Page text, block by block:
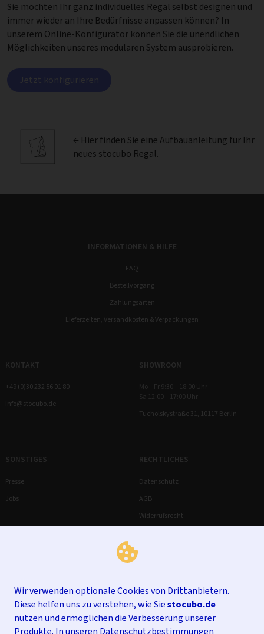
Wir verwenden optionale Cookies von Drittanbietern.
Diese helfen uns zu verstehen, wie Siestocubo.de
nutzen und ermöglichen die Verbesserung unserer
Produkte. In unseren Datenschutzbestimmungen
Sie möchten Ihr ganz individuelles Regal selbst designen und
immer wieder an Ihre Bedürfnisse anpassen können? In
unserem Online-Konfigurator können Sie die unendlichen
Möglichkeiten unseres modularen System ausprobieren.
Jetzt konfigurieren
← Hier finden Sie eineAufbauanleitung für Ihr
neues stocubo Regal.
INFORMATIONEN & HILFE
FAQ
Bestellvorgang
Zahlungsarten
Lieferzeiten, Versandkosten & Verpackungen
KONTAKT
+49 (0)30 232 56 01 80
info@stocubo.de
SHOWROOM
Mo – Fr 9:30 – 18:00 Uhr
Sa 12:00 – 17:00 Uhr
Tucholskystraße 31, 10117 Berlin
SONSTIGES
Presse
Jobs
RECHTLICHES
Datenschutz
AGB
Widerrufsrecht